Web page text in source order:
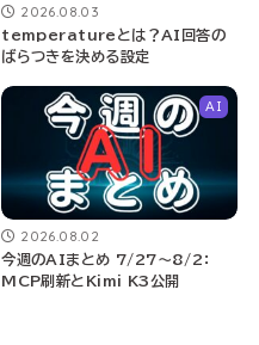
2026.08.03
temperatureとは？AI回答の
ばらつきを決める設定
AI
2026.08.02
今週のAIまとめ 7/27〜8/2：
MCP刷新とKimi K3公開